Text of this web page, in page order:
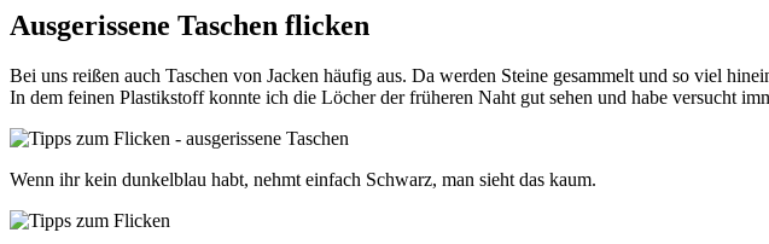
Ausgerissene Taschen flicken
Bei uns reißen auch Taschen von Jacken häufig aus. Da werden Steine gesammelt und so viel
In dem feinen Plastikstoff konnte ich die Löcher der früheren Naht gut sehen und habe versucht
Wenn ihr kein dunkelblau habt, nehmt einfach Schwarz, man sieht das kaum.